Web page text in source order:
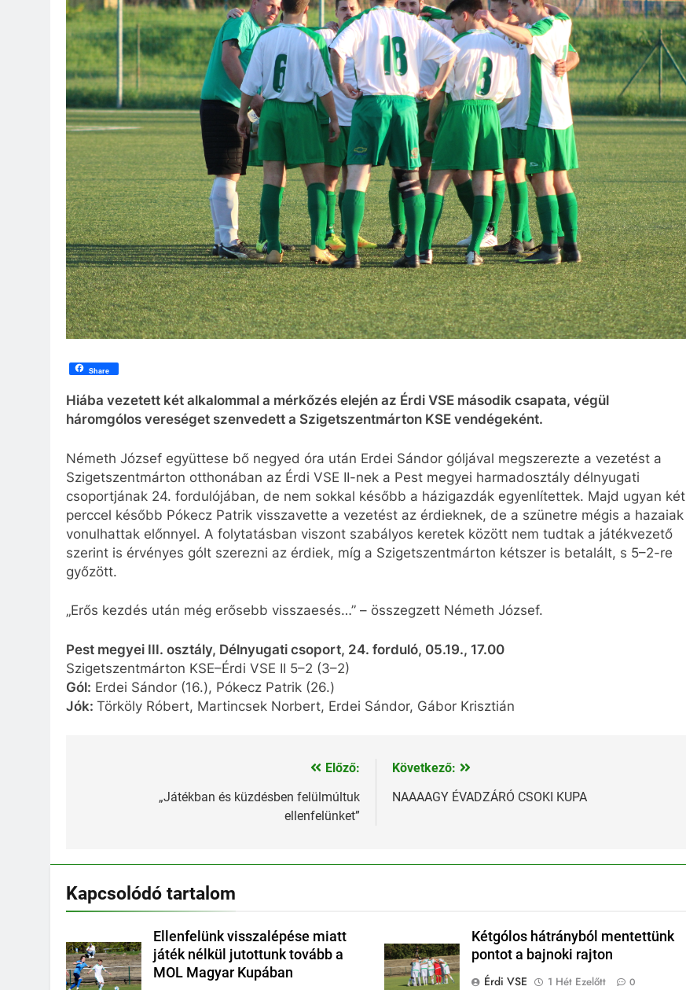
Share
Hiába vezetett két alkalommal a mérkőzés elején az Érdi VSE második csapata, végül
háromgólos vereséget szenvedett a Szigetszentmárton KSE vendégeként.
Németh József együttese bő negyed óra után Erdei Sándor góljával megszerezte a vezetést a
Szigetszentmárton otthonában az Érdi VSE II-nek a Pest megyei harmadosztály délnyugati
csoportjának 24. fordulójában, de nem sokkal később a házigazdák egyenlítettek. Majd ugyan két
perccel később Pókecz Patrik visszavette a vezetést az érdieknek, de a szünetre mégis a hazaiak
vonulhattak előnnyel. A folytatásban viszont szabályos keretek között nem tudtak a játékvezető
szerint is érvényes gólt szerezni az érdiek, míg a Szigetszentmárton kétszer is betalált, s 5–2-re
győzött.
„Erős kezdés után még erősebb visszaesés…” – összegzett Németh József.
Pest megyei III. osztály, Délnyugati csoport, 24. forduló, 05.19., 17.00
Szigetszentmárton KSE–Érdi VSE II 5–2 (3–2)
Gól: Erdei Sándor (16.), Pókecz Patrik (26.)
Jók: Törköly Róbert, Martincsek Norbert, Erdei Sándor, Gábor Krisztián
navigáció
Előző:
„Játékban és küzdésben felülmúltuk
ellenfelünket”
Következő:
NAAAAGY ÉVADZÁRÓ CSOKI KUPA
Kapcsolódó tartalom
Ellenfelünk visszalépése miatt
játék nélkül jutottunk tovább a
MOL Magyar Kupában
Kétgólos hátrányból mentettünk
pontot a bajnoki rajton
Érdi VSE
1 Hét Ezelőtt 0